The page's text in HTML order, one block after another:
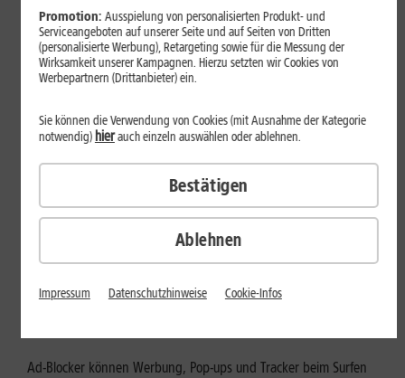
Mehr erfahren
Internet zuhause
Ad-Blocker aktivieren: Werbung
Ad-Blocker können Werbung, Pop-ups und Tracker beim Surfen
Promotion: Ausspielung von personalisierten Produkt- und
Serviceangeboten auf unserer Seite und auf Seiten von Dritten
(personalisierte Werbung), Retargeting sowie für die Messung der
Wirksamkeit unserer Kampagnen. Hierzu setzten wir Cookies von
Werbepartnern (Drittanbieter) ein.
Ablehnen
Sie können die Verwendung von Cookies (mit Ausnahme der Kategorie
notwendig) hierauch einzeln auswählen oder ablehnen.
Bestätigen
Impressum Datenschutzhinweise Cookie-Infos